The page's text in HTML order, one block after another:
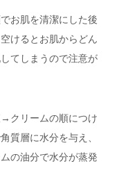
お肌を清潔にした後
けるとお肌からどん
てしまうので注意が
クリームの順につけ
質層に水分を与え、
の油分で水分が蒸発